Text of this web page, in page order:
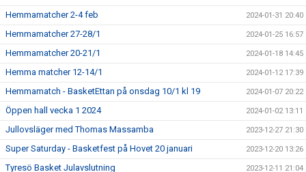
Hemmamatcher 2-4 feb 2024-01-31 20:40
Hemmamatcher 27-28/1 2024-01-25 16:57
Hemmamatcher 20-21/1 2024-01-18 14:45
Hemma matcher 12-14/1 2024-01-12 17:39
Hemmamatch - BasketEttan på onsdag 10/1 kl 19 2024-01-07 20:22
Öppen hall vecka 1 2024 2024-01-02 13:11
Jullovsläger med Thomas Massamba 2023-12-27 21:30
Super Saturday - Basketfest på Hovet 20 januari 2023-12-20 13:26
Tyresö Basket Julavslutning 2023-12-11 21:04